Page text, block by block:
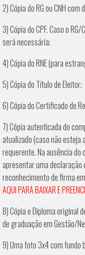
2) Cópia do RG ou CNH
3) Cópia do CPF. Caso o
será necessária;
4) Cópia do RNE (para
5) Cópia do Título de Eleitor;
6) Cópia do Certificado de
7) Cópia autenticada do
atualizado (caso não esteja
requerente. Na ausência
apresentar uma declaração
reconhecimento de firma
AQUI PARA BAIXAR E
8) Cópia e Diploma original
de graduação em Gestão/
9) Uma foto 3x4 com fundo